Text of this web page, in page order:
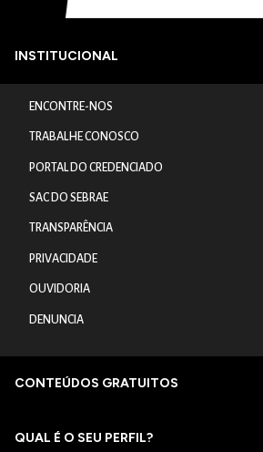
INSTITUCIONAL
ENCONTRE-NOS
TRABALHE CONOSCO
PORTAL DO CREDENCIADO
SAC DO SEBRAE
TRANSPARÊNCIA
PRIVACIDADE
OUVIDORIA
DENUNCIA
CONTEÚDOS GRATUITOS
QUAL É O SEU PERFIL?